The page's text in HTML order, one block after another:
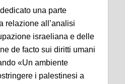
una parte
relazione all’analisi
israeliana e delle
de facto sui diritti umani
«Un ambiente
i palestinesi a